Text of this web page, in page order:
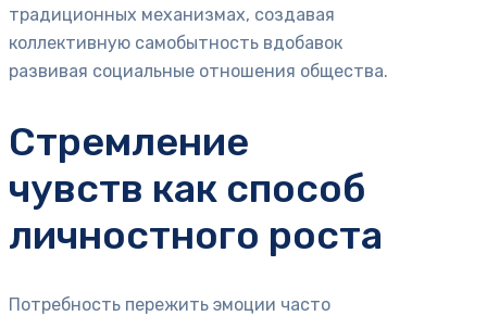
традиционных механизмах, создавая
коллективную самобытность вдобавок
развивая социальные отношения общества.
Стремление
чувств как способ
личностного роста
Потребность пережить эмоции часто